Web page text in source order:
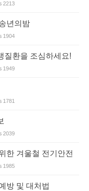
2213
년의밤
1904
질환을 조심하세요!
1949
1781
2039
한 겨울철 전기안전
1985
방 및 대처법